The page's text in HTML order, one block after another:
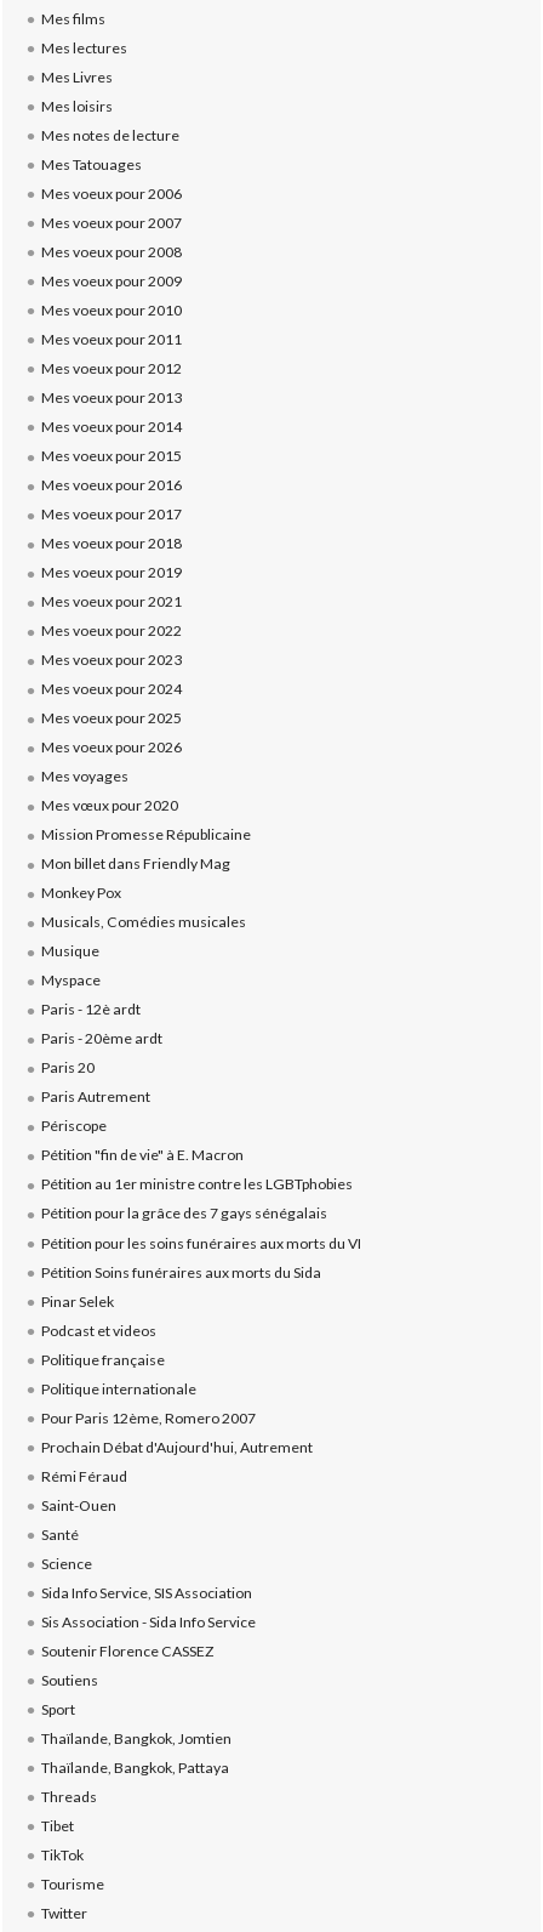
Mes films
Mes lectures
Mes Livres
Mes loisirs
Mes notes de lecture
Mes Tatouages
Mes voeux pour 2006
Mes voeux pour 2007
Mes voeux pour 2008
Mes voeux pour 2009
Mes voeux pour 2010
Mes voeux pour 2011
Mes voeux pour 2012
Mes voeux pour 2013
Mes voeux pour 2014
Mes voeux pour 2015
Mes voeux pour 2016
Mes voeux pour 2017
Mes voeux pour 2018
Mes voeux pour 2019
Mes voeux pour 2021
Mes voeux pour 2022
Mes voeux pour 2023
Mes voeux pour 2024
Mes voeux pour 2025
Mes voeux pour 2026
Mes voyages
Mes vœux pour 2020
Mission Promesse Républicaine
Mon billet dans Friendly Mag
Monkey Pox
Musicals, Comédies musicales
Musique
Myspace
Paris - 12è ardt
Paris - 20ème ardt
Paris 20
Paris Autrement
Périscope
Pétition "fin de vie" à E. Macron
Pétition au 1er ministre contre les LGBTphobies
Pétition pour la grâce des 7 gays sénégalais
Pétition pour les soins funéraires aux morts du VI
Pétition Soins funéraires aux morts du Sida
Pinar Selek
Podcast et videos
Politique française
Politique internationale
Pour Paris 12ème, Romero 2007
Prochain Débat d'Aujourd'hui, Autrement
Rémi Féraud
Saint-Ouen
Santé
Science
Sida Info Service, SIS Association
Sis Association - Sida Info Service
Soutenir Florence CASSEZ
Soutiens
Sport
Thaïlande, Bangkok, Jomtien
Thaïlande, Bangkok, Pattaya
Threads
Tibet
TikTok
Tourisme
Twitter